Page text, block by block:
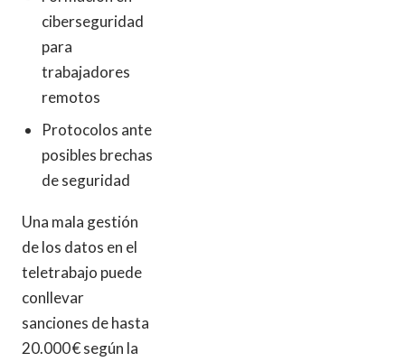
ciberseguridad
para
trabajadores
remotos
Protocolos ante
posibles brechas
de seguridad
Una mala gestión
de los datos en el
teletrabajo puede
conllevar
sanciones de hasta
20.000 € según la